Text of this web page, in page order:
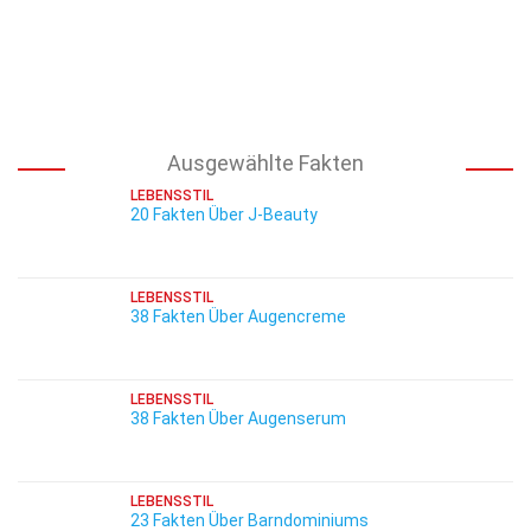
Ausgewählte Fakten
LEBENSSTIL
20 Fakten Über J-Beauty
LEBENSSTIL
38 Fakten Über Augencreme
LEBENSSTIL
38 Fakten Über Augenserum
LEBENSSTIL
23 Fakten Über Barndominiums